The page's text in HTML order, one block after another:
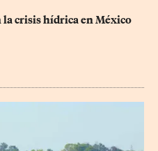
la crisis hídrica en México